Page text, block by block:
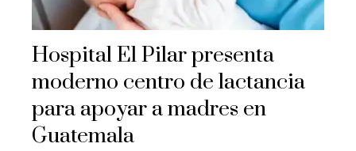
Hospital El Pilar presenta
moderno centro de lactancia
para apoyar a madres en
Guatemala